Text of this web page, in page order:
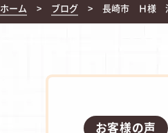
ホーム ブログ 長崎市 Ｈ様
お客様の声